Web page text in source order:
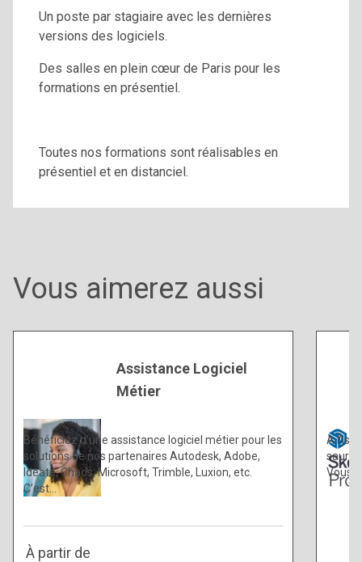
Un poste par stagiaire avec les dernières
versions des logiciels.
Des salles en plein cœur de Paris pour les
formations en présentiel.
Toutes nos formations sont réalisables en
présentiel et en distanciel.
Vous aimerez aussi
Assistance Logiciel
Métier
Bénéficiez d’une assistance logiciel métier pour les
solutions de nos partenaires Autodesk, Adobe,
Ideate, Chaos, Microsoft, Trimble, Luxion, etc.
C’est…
À partir de
A
Vous